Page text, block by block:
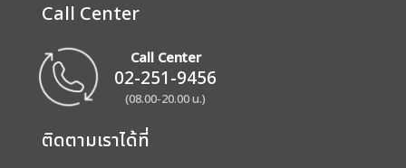
Call Center
Call Center
02-251-9456
(08.00-20.00 น.)
ติดตามเราได้ที่